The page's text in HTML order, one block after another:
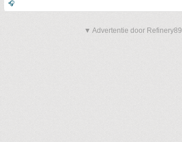
🎧
▼ Advertentie door Refinery89